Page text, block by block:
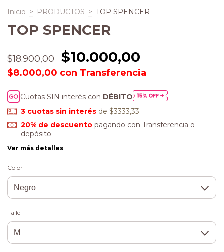
Inicio > PRODUCTOS > TOP SPENCER
TOP SPENCER
$18.900,00 $10.000,00
$8.000,00 con
Cuotas SIN interés con DÉBITO
3cuotas sin interésde $3333,33
20% de descuentopagando con Transferencia o
depósito
Ver más detalles
Color
Talle